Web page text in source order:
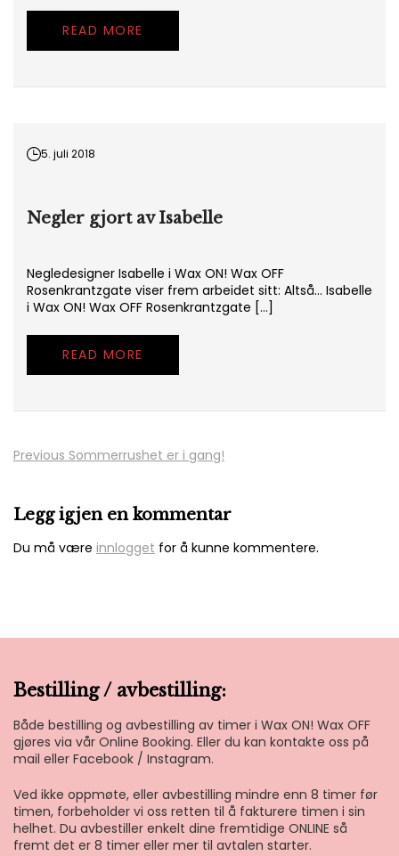
READ MORE
5. juli 2018
Negler gjort av Isabelle
Negledesigner Isabelle i Wax ON! Wax OFF
Rosenkrantzgate viser frem arbeidet sitt: Altså… Isabelle
i Wax ON! Wax OFF Rosenkrantzgate […]
READ MORE
Innleggsnavigasjon
Previous Sommerrushet er i gang!
Legg igjen en kommentar
Du må være innlogget for å kunne kommentere.
Bestilling / avbestilling:
Både bestilling og avbestilling av timer i Wax ON! Wax OFF
gjøres via vår Online Booking. Eller du kan kontakte oss på
mail eller Facebook / Instagram.
Ved ikke oppmøte, eller avbestilling mindre enn 8 timer før
timen, forbeholder vi oss retten til å fakturere timen i sin
helhet. Du avbestiller enkelt dine fremtidige ONLINE så
fremt det er 8 timer eller mer til avtalen starter.